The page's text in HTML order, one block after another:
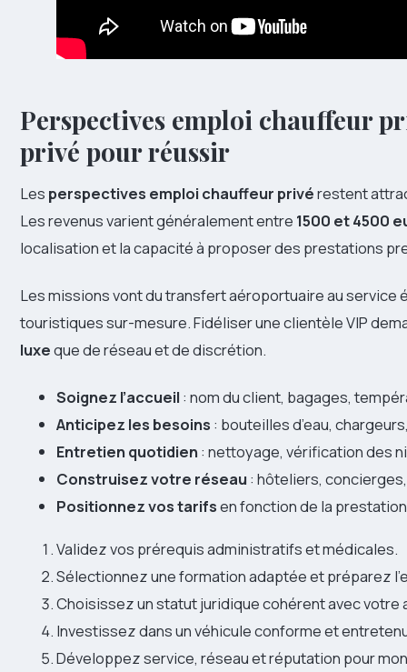
Perspectives emploi chauffeur
privé pour réussir
Les perspectives emploi chauffeur privérestent
Les revenus varient généralement entre 1500 et 4500
localisation et la capacité à proposer des prestations
Les missions vont du transfert aéroportuaire au service
touristiques sur-mesure. Fidéliser une clientèle VIP
luxeque de réseau et de discrétion.
Soignez l’accueil : nom du client, bagages,
Anticipez les besoins : bouteilles d’eau,
Entretien quotidien : nettoyage, vérification des
Construisez votre réseau : hôteliers,
Positionnez vos tarifsen fonction de la
Validez vos prérequis administratifs et médicales.
Sélectionnez une formation adaptée et préparez
Choisissez un statut juridique cohérent avec votre
Investissez dans un véhicule conforme et
Développez service, réseau et réputation pour